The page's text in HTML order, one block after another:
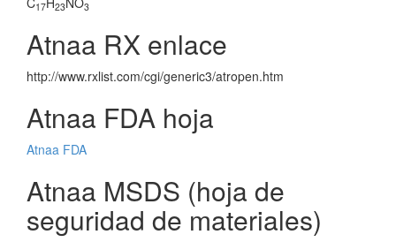
17 23 3
Atnaa RX enlace
http://www.rxlist.com/cgi/generic3/atropen.htm
Atnaa FDA hoja
Atnaa FDA
Atnaa MSDS (hoja de
seguridad de materiales)